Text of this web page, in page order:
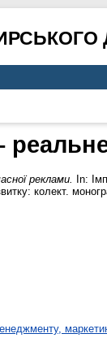
реклами.
In:
колект.